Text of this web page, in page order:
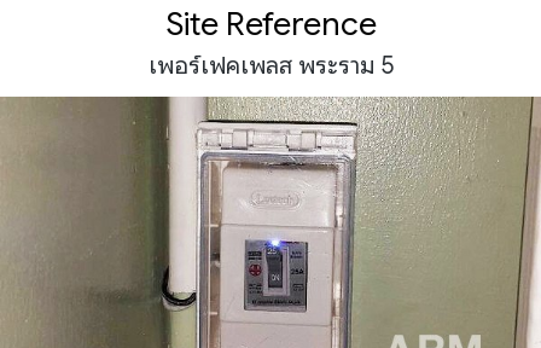
Site Reference
เพอร์เฟคเพลส พระราม 5